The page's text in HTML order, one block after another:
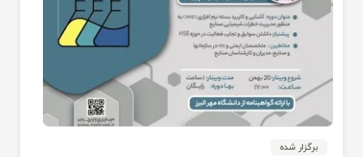
برگزار شده